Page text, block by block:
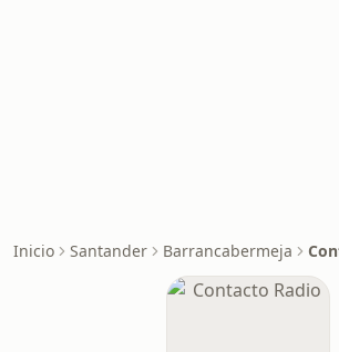
Inicio Santander Barrancabermeja